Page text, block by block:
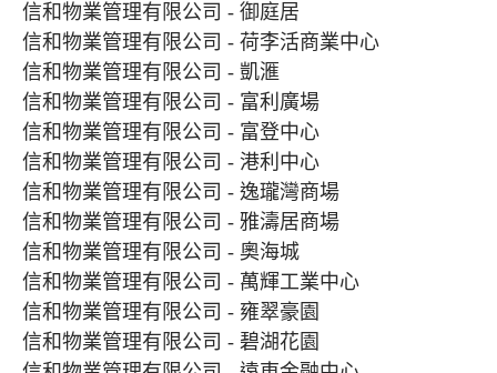
信和物業管理有限公司 - 御庭居
信和物業管理有限公司 - 荷李活商業中心
信和物業管理有限公司 - 凱滙
信和物業管理有限公司 - 富利廣場
信和物業管理有限公司 - 富登中心
信和物業管理有限公司 - 港利中心
信和物業管理有限公司 - 逸瓏灣商場
信和物業管理有限公司 - 雅濤居商場
信和物業管理有限公司 - 奧海城
信和物業管理有限公司 - 萬輝工業中心
信和物業管理有限公司 - 雍翠豪園
信和物業管理有限公司 - 碧湖花園